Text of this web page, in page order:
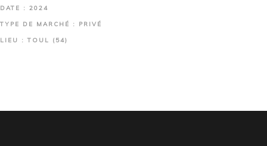
DATE : 2024
TYPE DE MARCHÉ : PRIVÉ
LIEU : TOUL (54)